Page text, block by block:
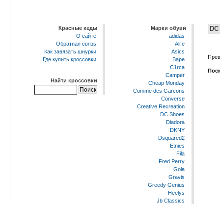
Красные кеды
О сайте
Обратная связь
Как завязать шнурки
Где купить кроссовки
Найти кроссовки
Марки обуви
adidas
Alife
Asics
Bape
C1rca
Camper
Cheap Monday
Comme des Garcons
Converse
Creative Recreation
DC Shoes
Diadora
DKNY
Dsquared2
Etnies
Fila
Fred Perry
Gola
Gravis
Greedy Genius
Heelys
Jb Classics